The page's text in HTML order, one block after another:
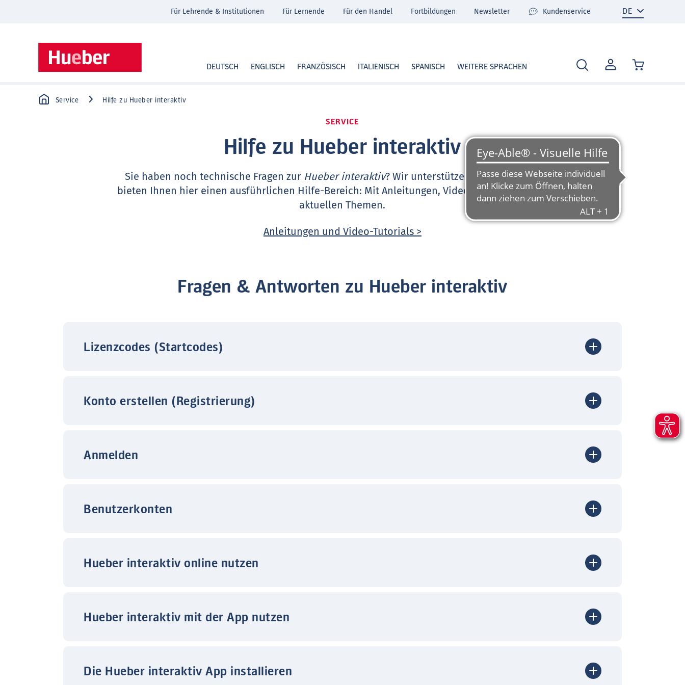
MEIN
KONTO
DEUTSCH ENGLISCH FRANZÖSISCH ITALIENISCH SPANISCH WEITERE SPRACHEN
Für Lehrende & Institutionen Für Lernende Für den Handel Fortbildungen Newsletter Kundenservice
Service Hilfe zu Hueber interaktiv
SERVICE
Hilfe zu Hueber interaktiv
Sie haben noch technische Fragen zur Hueber interaktiv? Wir unterstützen Sie sehr gerne und
bieten Ihnen hier einen ausführlichen Hilfe-Bereich: Mit Anleitungen, Video-Tutorials und FAQ zu
aktuellen Themen.
Anleitungen und Video-Tutorials >
Fragen & Antworten zu Hueber interaktiv
Lizenzcodes (Startcodes)
Konto erstellen (Registrierung)
Anmelden
Benutzerkonten
Hueber interaktiv online nutzen
Hueber interaktiv mit der App nutzen
Die Hueber interaktiv App installieren